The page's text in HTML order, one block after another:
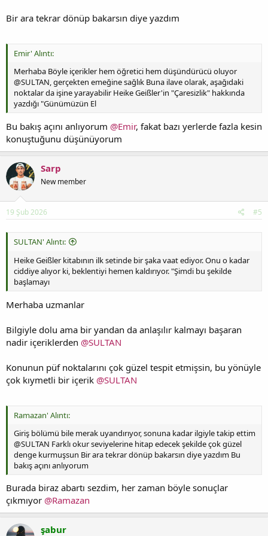
Bir ara tekrar dönüp bakarsın diye yazdım
Emir' Alıntı:
Merhaba Böyle içerikler hem öğretici hem düşündürücü oluyor
@SULTAN, gerçekten emeğine sağlık Buna ilave olarak, aşağıdaki
noktalar da işine yarayabilir Heike Geißler'in "Çaresizlik" hakkında
yazdığı "Günümüzün El
Bu bakış açını anlıyorum @Emir, fakat bazı yerlerde fazla kesin
konuştuğunu düşünüyorum
Sarp
New member
19 Şub 2026 #5
SULTAN' Alıntı:
Heike Geißler kitabının ilk setinde bir şaka vaat ediyor. Onu o kadar
ciddiye alıyor ki, beklentiyi hemen kaldırıyor. "Şimdi bu şekilde
başlamayı
Merhaba uzmanlar
Bilgiyle dolu ama bir yandan da anlaşılır kalmayı başaran
nadir içeriklerden @SULTAN
Konunun püf noktalarını çok güzel tespit etmişsin, bu yönüyle
çok kıymetli bir içerik @SULTAN
Ramazan' Alıntı:
Giriş bölümü bile merak uyandırıyor, sonuna kadar ilgiyle takip ettim
@SULTAN Farklı okur seviyelerine hitap edecek şekilde çok güzel
denge kurmuşsun Bir ara tekrar dönüp bakarsın diye yazdım Bu
bakış açını anlıyorum
Burada biraz abartı sezdim, her zaman böyle sonuçlar
çıkmıyor @Ramazan
şabur